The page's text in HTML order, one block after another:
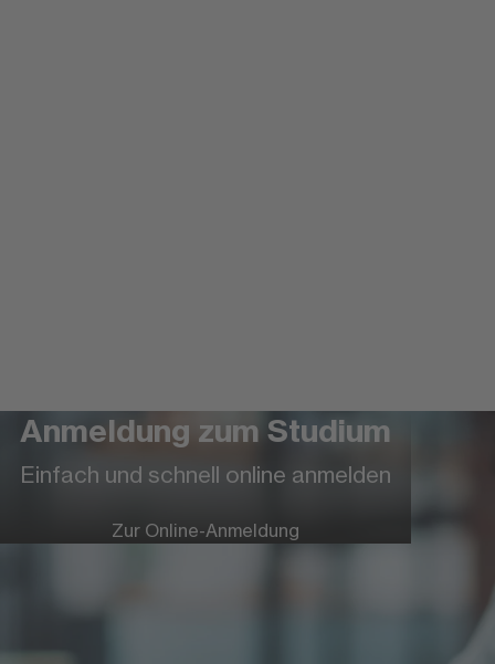
Anmeldung zum Studium
Einfach und schnell online anmelden
Zur Online-Anmeldung
Weitere Informationen zur FOM
Hochschule
Eine Hochschule besonderen Formats